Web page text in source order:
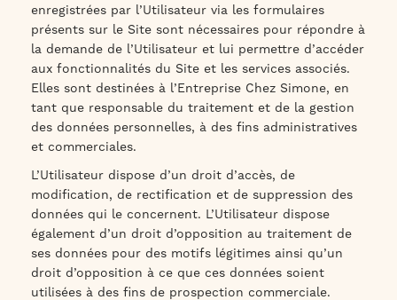
enregistrées par l’Utilisateur via les formulaires
présents sur le Site sont nécessaires pour répondre à
la demande de l’Utilisateur et lui permettre d’accéder
aux fonctionnalités du Site et les services associés.
Elles sont destinées à l’Entreprise Chez Simone, en
tant que responsable du traitement et de la gestion
des données personnelles, à des fins administratives
et commerciales.
L’Utilisateur dispose d’un droit d’accès, de
modification, de rectification et de suppression des
données qui le concernent. L’Utilisateur dispose
également d’un droit d’opposition au traitement de
ses données pour des motifs légitimes ainsi qu’un
droit d’opposition à ce que ces données soient
utilisées à des fins de prospection commerciale.